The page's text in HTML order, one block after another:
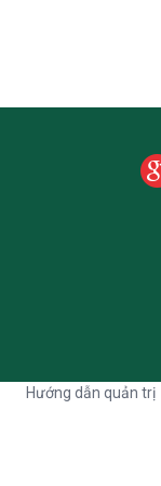
Hướng dẫn quản trị